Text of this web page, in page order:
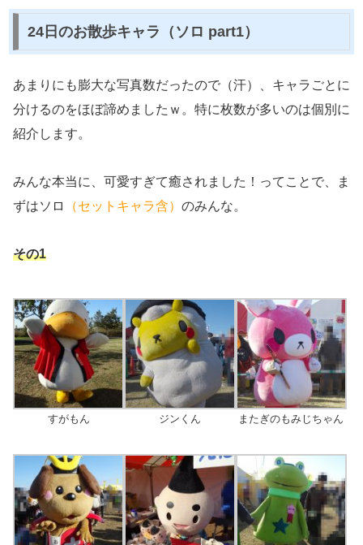
24日のお散歩キャラ（ソロ part1）
あまりにも膨大な写真数だったので（汗）、キャラごとに
分けるのをほぼ諦めましたｗ。特に枚数が多いのは個別に
紹介します。
みんな本当に、可愛すぎて癒されました！ってことで、ま
ずはソロ
（セットキャラ含） のみんな。
その1
すがもん ジンくん またぎのもみじちゃん